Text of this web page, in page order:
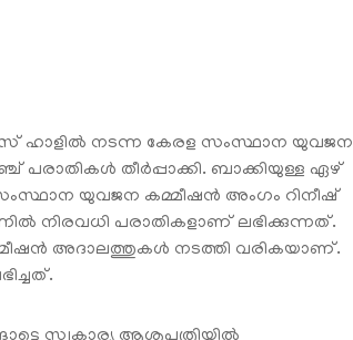
നടന്ന കേരള സംസ്ഥാന യുവജന
പരാതികള്‍ തീര്‍പ്പാക്കി. ബാക്കിയുള്ള ഏഴ്
യുവജന കമ്മീഷന്‍ അംഗം റിനീഷ്
നിരവധി പരാതികളാണ് ലഭിക്കുന്നത്.
അദാലത്തുകള്‍ നടത്തി വരികയാണ്.